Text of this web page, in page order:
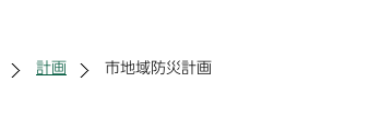
計画 市地域防災計画